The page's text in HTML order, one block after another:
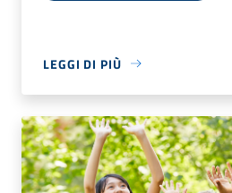
LEGGI DI PIÙ